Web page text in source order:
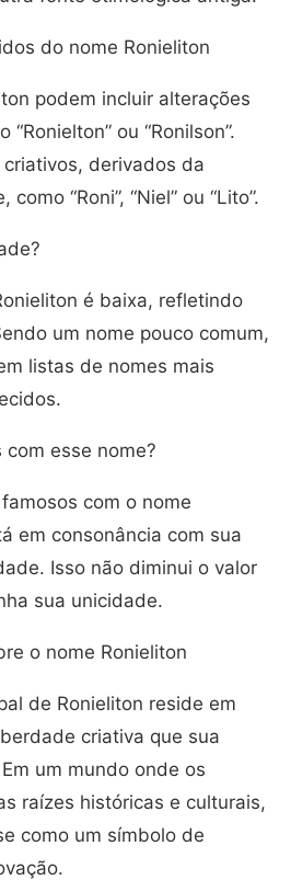
do nome Ronieliton
podem incluir alterações
ou “Ronilson”.
derivados da
“Roni”, “Niel” ou “Lito”.
é baixa, refletindo
um nome pouco comum,
listas de nomes mais
esse nome?
com o nome
em consonância com sua
Isso não diminui o valor
sua unicidade.
o nome Ronieliton
de Ronieliton reside em
criativa que sua
um mundo onde os
raízes históricas e culturais,
como um símbolo de